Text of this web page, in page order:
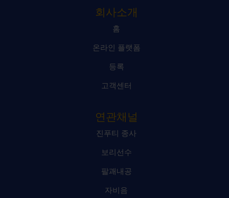
회사소개
홈
온라인 플랫폼
등록
고객센터
연관채널
진푸티 종사
보리선수
팔괘내공
자비음